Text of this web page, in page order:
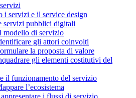
i servizi e il service design
servizi pubblici digitali
modello di servizio
gli attori coinvolti
la proposta di valore
gli elementi costitutivi del
il funzionamento del servizio
l’ecosistema
i flussi di servizio